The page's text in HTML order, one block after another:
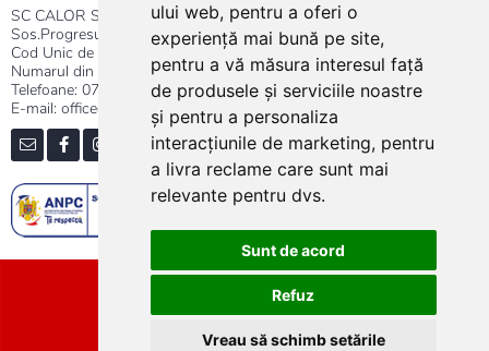
ului web, pentru a oferi o
experiență mai bună pe site,
pentru a vă măsura interesul față
de produsele și serviciile noastre
și pentru a personaliza
interacțiunile de marketing, pentru
a livra reclame care sunt mai
relevante pentru dvs.
Sunt de acord
Refuz
Vreau să schimb setările
SC CALOR SRL
Sos.Progresului nr.30-40, Sector 5, Bucuresti
Cod Unic de Inregistrare: RO 3004724
Numarul din Registrul Comertului:J40/13176/1991
Telefoane: 0737.23.44.44|021.411.44.44
E-mail: office@calor.ro